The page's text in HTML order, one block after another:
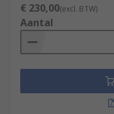
€ 230,00(excl. BTW)
Aantal